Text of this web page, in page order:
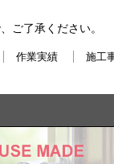
ご了承ください。
作業実績 施工